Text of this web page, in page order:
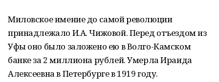
Миловское имение до самой революции
принадлежало И.А. Чижовой. Перед отъездом из
Уфы оно было заложено ею в Волго-Камском
банке за 2 миллиона рублей. Умерла Ираида
Алексеевна в Петербурге в 1919 году.